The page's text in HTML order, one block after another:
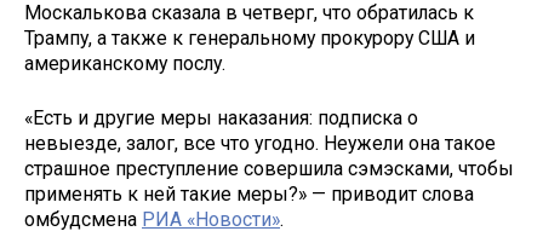
Москалькова сказала в четверг, что обратилась к
Трампу, а также к генеральному прокурору США и
американскому послу.
«Есть и другие меры наказания: подписка о
невыезде, залог, все что угодно. Неужели она такое
страшное преступление совершила сэмэсками, чтобы
применять к ней такие меры?» — приводит слова
омбудсмена РИА «Новости».